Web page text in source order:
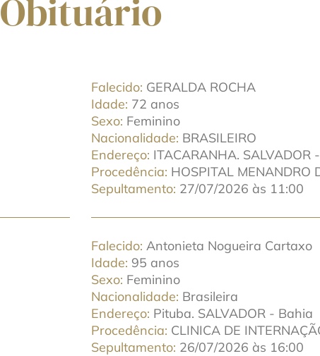
Obituário
Falecido GERALDA ROCHA
Idade 72 anos
Sexo Feminino
Nacionalidade BRASILEIRO
Endereço ITACARANHA. SALVADOR
Procedência HOSPITAL MENANDRO
Sepultamento 27/07/2026 às 11:00
Falecido Antonieta Nogueira Cartaxo
Idade 95 anos
Sexo Feminino
Nacionalidade Brasileira
Endereço Pituba. SALVADOR - Bahia
Procedência CLINICA DE
Sepultamento 26/07/2026 às 16:00